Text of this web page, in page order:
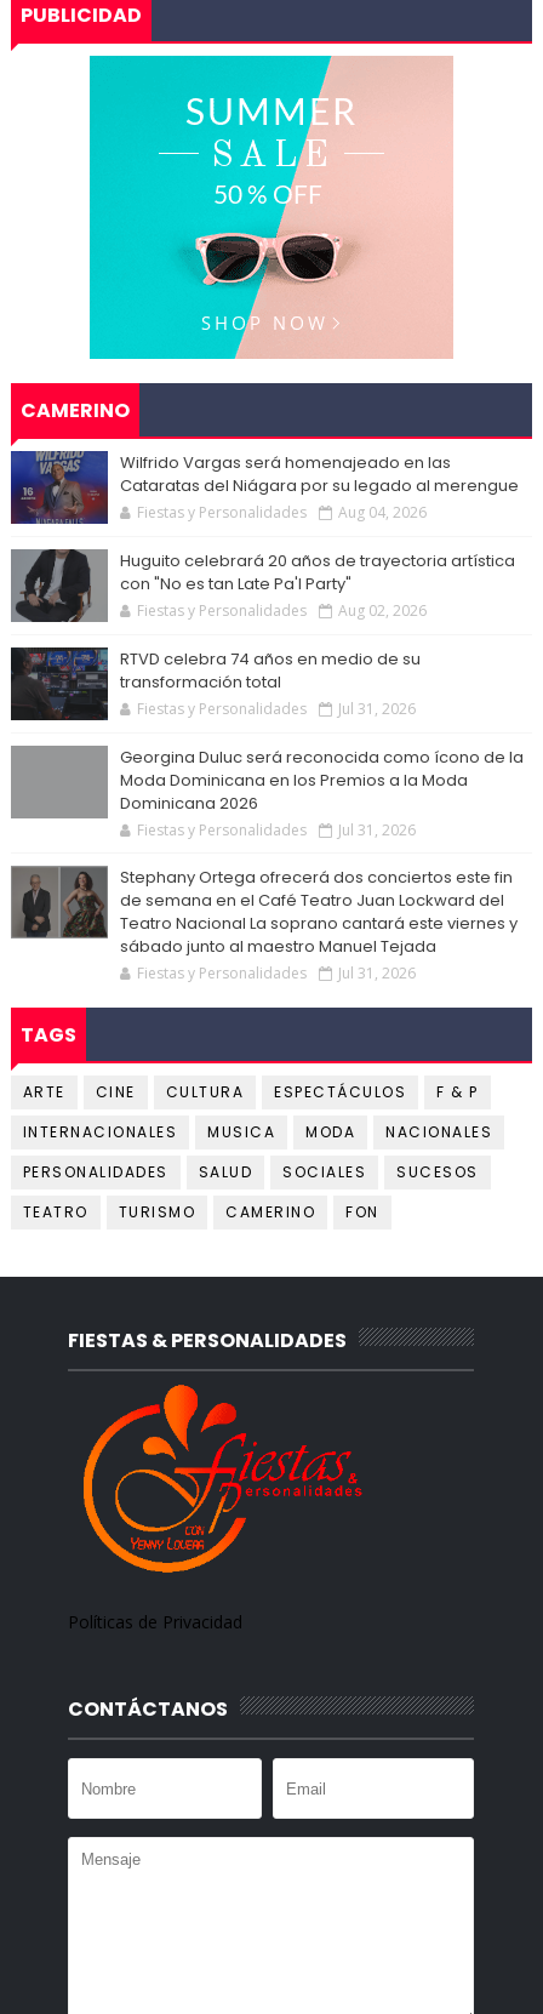
PUBLICIDAD
CAMERINO
Wilfrido Vargas será homenajeado en las
Cataratas del Niágara por su legado al merengue
Fiestas y Personalidades Aug 04, 2026
Huguito celebrará 20 años de trayectoria artística
con "No es tan Late Pa'l Party"
Fiestas y Personalidades Aug 02, 2026
RTVD celebra 74 años en medio de su
transformación total
Fiestas y Personalidades Jul 31, 2026
Georgina Duluc será reconocida como ícono de la
Moda Dominicana en los Premios a la Moda
Dominicana 2026
Fiestas y Personalidades Jul 31, 2026
Stephany Ortega ofrecerá dos conciertos este fin
de semana en el Café Teatro Juan Lockward del
Teatro Nacional La soprano cantará este viernes y
sábado junto al maestro Manuel Tejada
Fiestas y Personalidades Jul 31, 2026
TAGS
ARTE CINE CULTURA ESPECTÁCULOS
F & P
INTERNACIONALES
MUSICA MODA
NACIONALES
PERSONALIDADES
SALUD SOCIALES
SUCESOS
TEATRO
TURISMO CAMERINO FON
FIESTAS & PERSONALIDADES
Políticas de Privacidad
CONTÁCTANOS